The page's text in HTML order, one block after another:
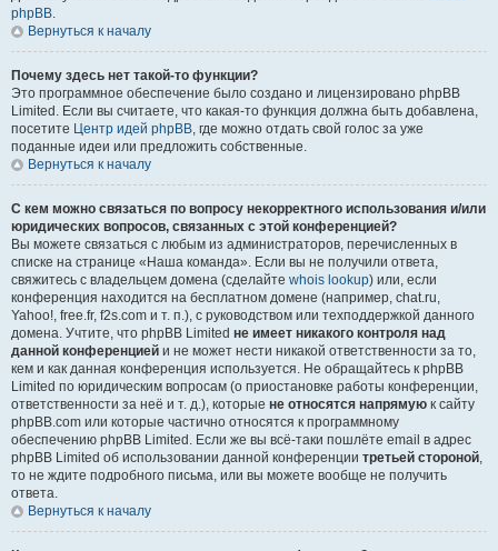
phpBB.
Вернуться к началу
Почему здесь нет такой-то функции?
Это программное обеспечение было создано и лицензировано phpBB
Limited. Если вы считаете, что какая-то функция должна быть добавлена,
посетите Центр идей phpBB, где можно отдать свой голос за уже
поданные идеи или предложить собственные.
Вернуться к началу
С кем можно связаться по вопросу некорректного использования и/или
юридических вопросов, связанных с этой конференцией?
Вы можете связаться с любым из администраторов, перечисленных в
списке на странице «Наша команда». Если вы не получили ответа,
свяжитесь с владельцем домена (сделайте whois lookup) или, если
конференция находится на бесплатном домене (например, chat.ru,
Yahoo!, free.fr, f2s.com и т. п.), с руководством или техподдержкой данного
домена. Учтите, что phpBB Limited не имеет никакого контроля над
данной конференцией и не может нести никакой ответственности за то,
кем и как данная конференция используется. Не обращайтесь к phpBB
Limited по юридическим вопросам (о приостановке работы конференции,
ответственности за неё и т. д.), которые не относятся напрямую к сайту
phpBB.com или которые частично относятся к программному
обеспечению phpBB Limited. Если же вы всё-таки пошлёте email в адрес
phpBB Limited об использовании данной конференции третьей стороной,
то не ждите подробного письма, или вы можете вообще не получить
ответа.
Вернуться к началу